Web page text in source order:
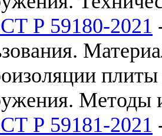
Р 59180-2021
Методы
Р 59181-2021